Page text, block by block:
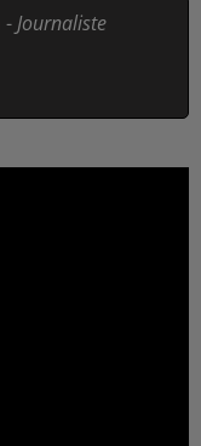
-Journaliste